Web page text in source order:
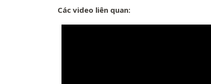
Các video liên quan: